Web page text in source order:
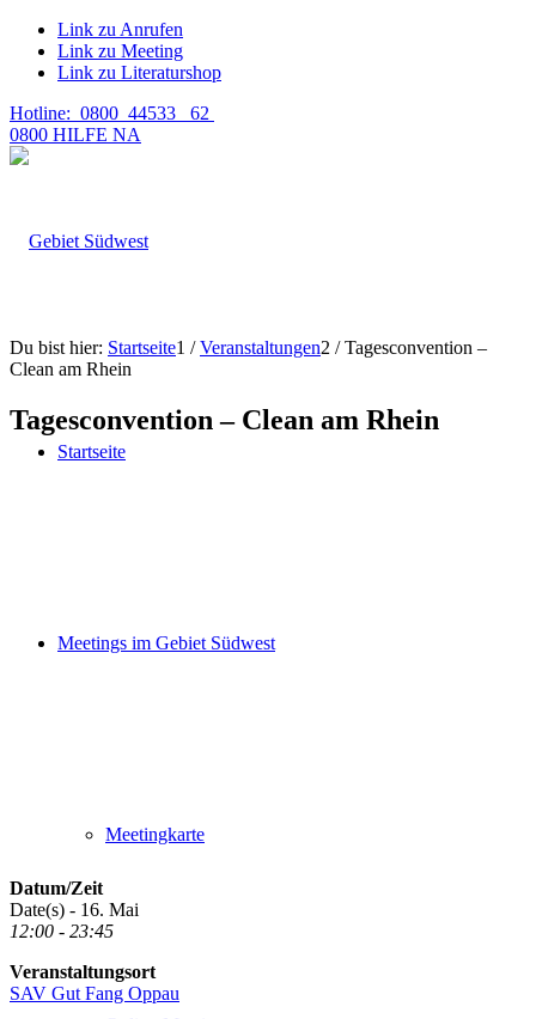
Link zu Anrufen
Link zu Meeting
Link zu Literaturshop
Hotline: 0800 44533 62
0800 HILFE NA
Startseite
Meetings im Gebiet Südwest
Meetingkarte
Du bist hier: Startseite1 / Veranstaltungen2 / Tagesconvention –
Clean am Rhein
Tagesconvention – Clean am Rhein
Datum/Zeit
Date(s) - 16. Mai
12:00 - 23:45
Veranstaltungsort
SAV Gut Fang Oppau